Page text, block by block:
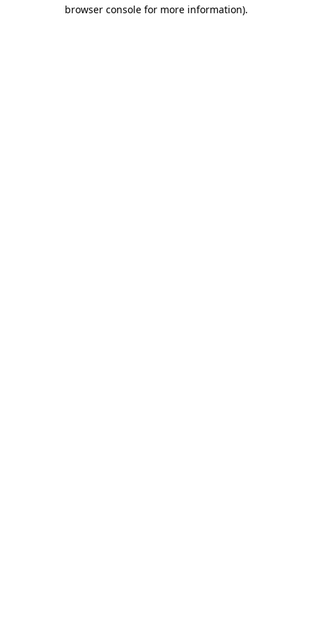
browser console for more information).